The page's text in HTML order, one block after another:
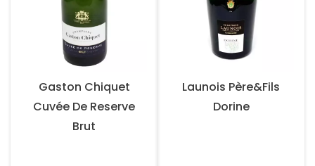
Gaston Chiquet
Cuvée De Reserve
Brut
Launois Père&Fils
Dorine